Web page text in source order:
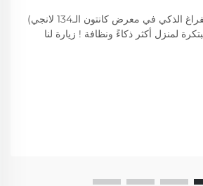
تجربة أحدث تقنيات الفراغ الذكي في معرض كانتون الـ134 لانجي)
لمنزل أكثر ذكاءً ونظافة ! زيارة لنا